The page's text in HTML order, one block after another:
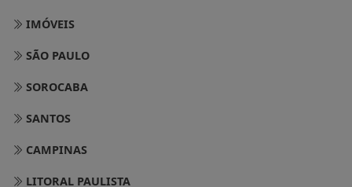
IMÓVEIS
SÃO PAULO
SOROCABA
SANTOS
CAMPINAS
LITORAL PAULISTA